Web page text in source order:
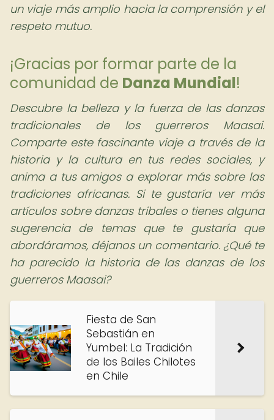
un viaje más amplio hacia la comprensión y el
respeto mutuo.
¡Gracias por formar parte de la
comunidad de Danza Mundial!
Descubre la belleza y la fuerza de las danzas
tradicionales de los guerreros Maasai.
Comparte este fascinante viaje a través de la
historia y la cultura en tus redes sociales, y
anima a tus amigos a explorar más sobre las
tradiciones africanas. Si te gustaría ver más
artículos sobre danzas tribales o tienes alguna
sugerencia de temas que te gustaría que
abordáramos, déjanos un comentario. ¿Qué te
ha parecido la historia de las danzas de los
guerreros Maasai?
Fiesta de San
Sebastián en
Yumbel: La Tradición
de los Bailes Chilotes
en Chile